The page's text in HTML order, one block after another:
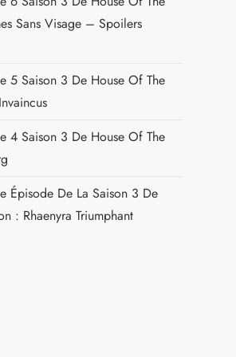
Sans Visage – Spoilers
5 Saison 3 De House Of The
4 Saison 3 De House Of The
Épisode De La Saison 3 De
: Rhaenyra Triumphant